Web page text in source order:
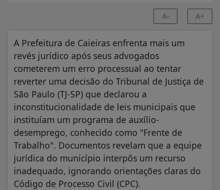
A- A+
A Prefeitura de Caieiras enfrenta mais um
revés jurídico após seus advogados
cometerem um erro processual ao tentar
reverter uma decisão do Tribunal de Justiça de
São Paulo (TJ-SP) que declarou a
inconstitucionalidade de leis municipais que
instituíam um programa de auxílio-
desemprego, conhecido como "Frente de
Trabalho". Documentos revelam que a equipe
jurídica do município interpôs um recurso
inadequado, ignorando orientações claras do
Código de Processo Civil (CPC).